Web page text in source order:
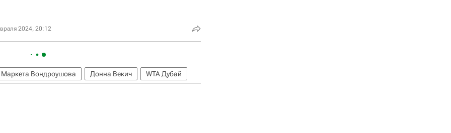
2024, 20:12
Маркета Вондроушова Донна Векич WTA Дубай